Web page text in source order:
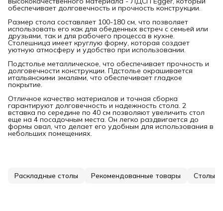
обеспечивает долговечность и прочность конструкции.
Размер стола составляет 100-180 см, что позволяет
использовать его как для обеденных встреч с семьей или
друзьями, так и для рабочего процесса в кухне.
Столешница имеет круглую форму, которая создает
уютную атмосферу и удобство при использовании.
Подстолье металлическое, что обеспечивает прочность и
долговечности конструкции. Пдстолье окрашивается
итальянскими эмалями, что обеспечивает гладкое
покрытие.
Отличное качество материалов и точная сборка
гарантируют долговечность и надежность стола. 2
вставка по середине по 40 см позволяют увеличить стол
еще на 4 посадочным места. Он легко раздвигается до
формы овал, что делает его удобным для использования в
небольших помещениях.
Раскладные столы Рекомендованные товары Столы